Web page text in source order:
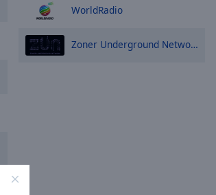
WorldRadio
Zoner Underground Network